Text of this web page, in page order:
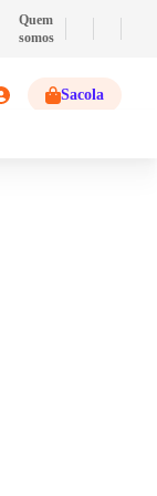
e ganhe 2% de
Quem
somos
Sacola